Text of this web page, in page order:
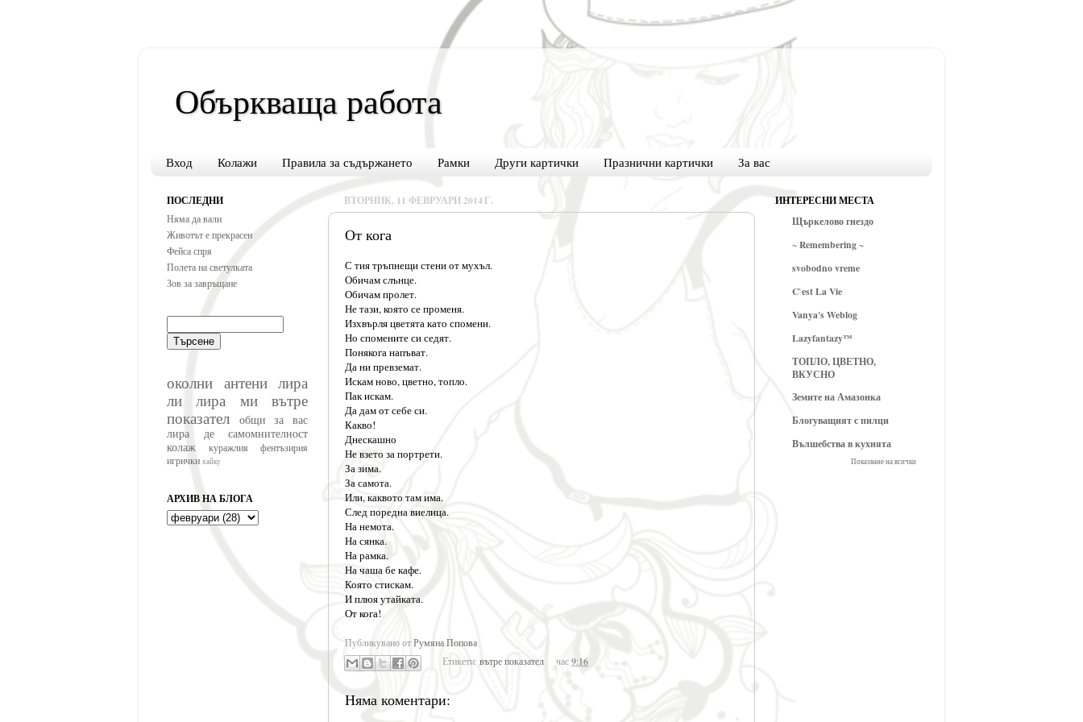
Объркваща работа
Вход Колажи Правила за съдържането Рамки Други картички Празнични картички За вас
ВТОРНИК, 11 ФЕВРУАРИ 2014 Г.
От кога
С тия тръпнещи стени от мухъл.
Обичам слънце.
Обичам пролет.
Не тази, която се променя.
Изхвърля цветята като спомени.
Но спомените си седят.
Понякога напъват.
Да ни превземат.
Искам ново, цветно, топло.
Пак искам.
Да дам от себе си.
Какво!
Днескашно
Не взето за портрети.
За зима.
За самота.
Или, каквото там има.
След поредна виелица.
На немота.
На сянка.
На рамка.
На чаша бе кафе.
Която стискам.
И плюя утайката.
От кога!
Публикувано от Румяна Попова
Етикети:вътре показател час9:16
Няма коментари:
ПОСЛЕДНИ
Няма да вали
Животът е прекрасен
Фейса спря
Полета на светулката
Зов за завръщане
околни антени лира
ли
лира ми
вътре
показател
общи за вас
лира де
самомнителност
колаж
куражлия
фентъзирия
игрички хайку
АРХИВ НА БЛОГА
ИНТЕРЕСНИ МЕСТА
Щъркелово гнездо
~ Remembering ~
svobodno vreme
C`est La Vie
Vanya's Weblog
Lazyfantazy™
ТОПЛО, ЦВЕТНО,
ВКУСНО
Земите на Амазонка
Блогуващият с пилци
Вълшебства в кухнята
Показване на всички